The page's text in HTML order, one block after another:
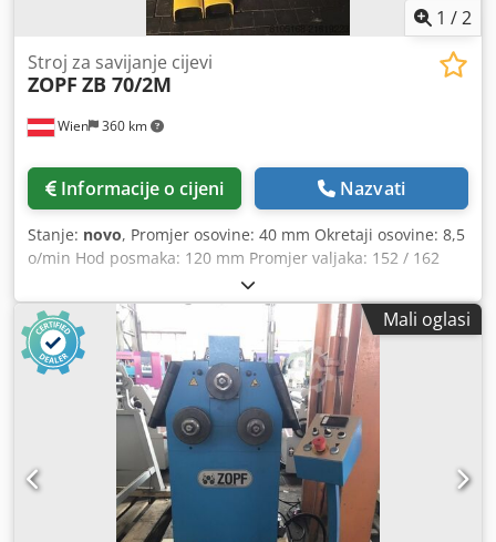
1 /2
Wien 360 km
Stroj za savijanje cijevi
ZOPF ZB 70/2M
Informacije o cijeni Nazvati
Stanje: novo, Promjer osovine: 40 mm Okretaji osovine: 8,5
o/min Hod posmaka: 120 mm Promjer valjaka: 152 / 162
mm Snaga motora: 1,1 kW Priključna vrijednost: 400 V
Težina: 395 kg Dimenzije stroja: 900x600x1100 mm
Oprema/pribor: - Dva pogonska valjka - Ručno podešavanje
gornjeg valjka - Radni položaj horizontalno i vertikalno -
Ležaji osovina s konusnim valjkastim ležajevima Dsdpfxsy
H N I De Ap Askr - Korištenje izmjenjivih kliznih vodilica na
vodilici klizača - Standardni set valjaka uključen u
isporuku. Može se koristiti za savijanje različitih profila.
Mali oglasi